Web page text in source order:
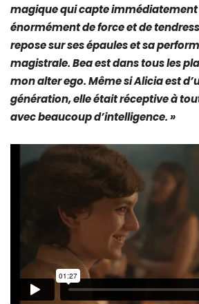
magique qui capte
énormément de force et de
repose sur ses épaules et sa
magistrale. Bea est dans tous les
mon alter ego. Même si Alicia est
génération, elle était réceptive à
avec beaucoup d’intelligence. »